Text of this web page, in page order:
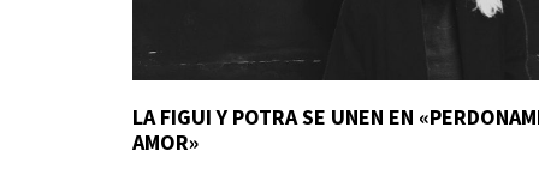
LA FIGUI Y POTRA SE UNEN EN
AMOR»